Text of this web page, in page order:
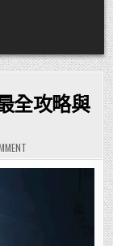
全攻略與
香
港